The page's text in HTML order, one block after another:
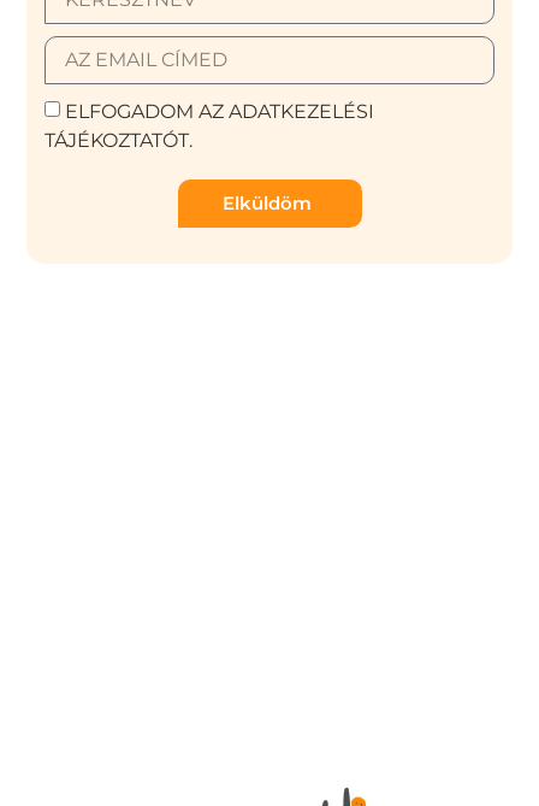
ELFOGADOM AZ ADATKEZELÉSI
TÁJÉKOZTATÓT.
Elküldöm